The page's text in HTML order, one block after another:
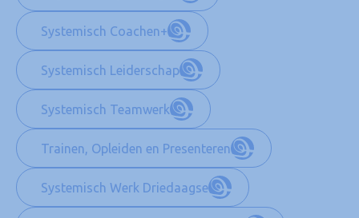
Systemisch Coachen+
Systemisch Leiderschap
Systemisch Teamwerk
Trainen, Opleiden en Presenteren
Systemisch Werk Driedaagse